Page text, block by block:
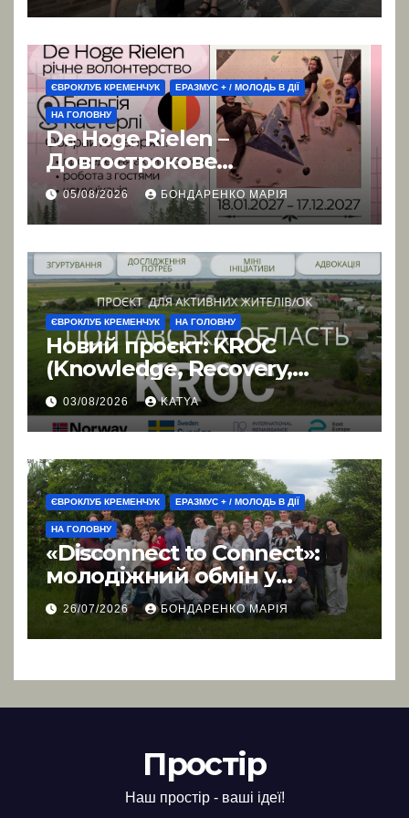
ЄВРОКЛУБ КРЕМЕНЧУК ЕРАЗМУС + / МОЛОДЬ В ДІЇ
НА ГОЛОВНУ
De Hoge Rielen –
Довгострокове
волонтерство в Бельгії
05/08/2026 БОНДАРЕНКО МАРІЯ
ЄВРОКЛУБ КРЕМЕНЧУК НА ГОЛОВНУ
Новий проєкт: KROC
(Knowledge, Recovery,
Ownership, Cohesion)
Підвищення громадської
участі у плануванні
відновлення
територіальних громад
Полтавщини
03/08/2026 KATYA
ЄВРОКЛУБ КРЕМЕНЧУК ЕРАЗМУС + / МОЛОДЬ В ДІЇ
НА ГОЛОВНУ
«Disconnect to Connect»:
молодіжний обмін у
Польщі
26/07/2026 БОНДАРЕНКО МАРІЯ
Простір
Наш простір - ваші ідеї!